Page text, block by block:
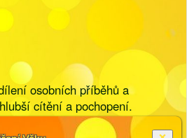
osobních příběhů a
cítění a pochopení.
a nikdy ji